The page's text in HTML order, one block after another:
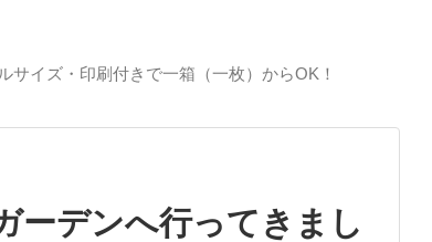
イズ・印刷付きで一箱（一枚）からOK！
デンへ行ってきまし